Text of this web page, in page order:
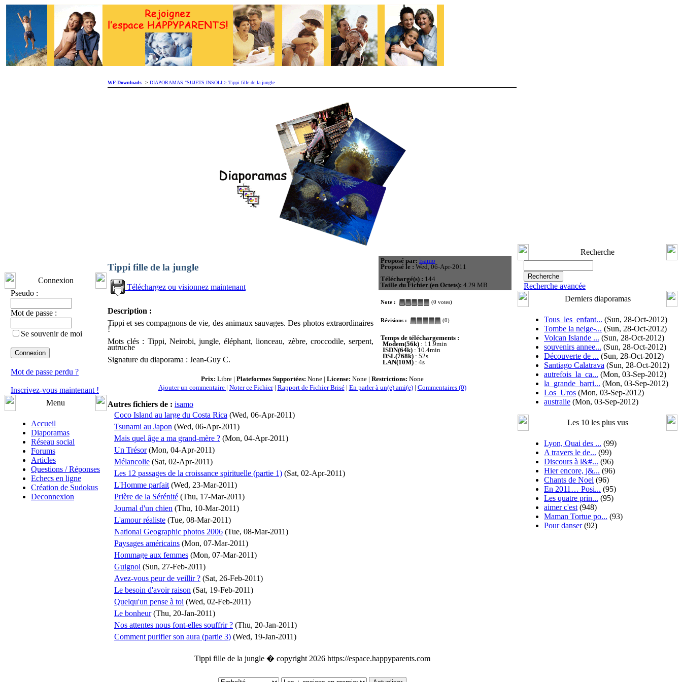
Connexion
Pseudo :
Mot de passe :
Se souvenir de moi
Mot de passe perdu ?
Inscrivez-vous maintenant !
Menu
Accueil
Diaporamas
Réseau social
Forums
Articles
Questions / Réponses
Echecs en ligne
Création de Sudokus
Deconnexion
WF-Downloads > DIAPORAMAS "SUJETS INSOLI > Tippi fille de la jungle
Tippi fille de la jungle
Téléchargez ou visionnez maintenant
Description :
Tippi et ses compagnons de vie, des animaux sauvages. Des photos extraordinaires
!
Mots clés : Tippi, Neirobi, jungle, éléphant, lionceau, zèbre, croccodile, serpent,
autruche
Signature du diaporama : Jean-Guy C.
Proposé par: isamo
Proposé le : Wed, 06-Apr-2011
Téléchargé(s) : 144
Taille du Fichier (en Octets): 4.29 MB
Note : (0 votes)
Révisions : (0)
Temps de téléchargements :
Modem(56k) : 11.9min
ISDN(64k) : 10.4min
DSL(768k) : 52s
LAN(10M) : 4s
Prix: Libre | Plateformes Supportées: None | License: None | Restrictions: None
Ajouter un commentaire | Noter ce Fichier| Rapport de Fichier Brisé| En parler à un(e) ami(e)| Commentaires (0)
Autres fichiers de : isamo
Coco Island au large du Costa Rica (Wed, 06-Apr-2011)
Tsunami au Japon (Wed, 06-Apr-2011)
Mais quel âge a ma grand-mère ? (Mon, 04-Apr-2011)
Un Trésor(Mon, 04-Apr-2011)
Mélancolie (Sat, 02-Apr-2011)
Les 12 passages de la croissance spirituelle (partie 1) (Sat, 02-Apr-2011)
L'Homme parfait (Wed, 23-Mar-2011)
Prière de la Sérénité (Thu, 17-Mar-2011)
Journal d'un chien (Thu, 10-Mar-2011)
L'amour réaliste (Tue, 08-Mar-2011)
National Geographic photos 2006 (Tue, 08-Mar-2011)
Paysages américains (Mon, 07-Mar-2011)
Hommage aux femmes (Mon, 07-Mar-2011)
Guignol (Sun, 27-Feb-2011)
Avez-vous peur de veillir ? (Sat, 26-Feb-2011)
Le besoin d'avoir raison (Sat, 19-Feb-2011)
Quelqu'un pense à toi (Wed, 02-Feb-2011)
Le bonheur(Thu, 20-Jan-2011)
Nos attentes nous font-elles souffrir ? (Thu, 20-Jan-2011)
Comment purifier son aura (partie 3) (Wed, 19-Jan-2011)
Tippi fille de la jungle � copyright 2026 https://espace.happyparents.com
Recherche
Recherche avancée
Derniers diaporamas
Tous_les_enfant... (Sun, 28-Oct-2012)
Tombe la neige-... (Sun, 28-Oct-2012)
Volcan Islande ... (Sun, 28-Oct-2012)
souvenirs annee... (Sun, 28-Oct-2012)
Découverte de ... (Sun, 28-Oct-2012)
Santiago Calatrava (Sun, 28-Oct-2012)
autrefois_la_ca... (Mon, 03-Sep-2012)
la_grande_barri... (Mon, 03-Sep-2012)
Los_Uros (Mon, 03-Sep-2012)
australie (Mon, 03-Sep-2012)
Les 10 les plus vus
Lyon, Quai des ... (99)
A travers le de... (99)
Discours à l&#... (96)
Hier encore, j&... (96)
Chants de Noel (96)
En 2011… Posi... (95)
Les quatre prin... (95)
aimer c'est (948)
Maman Tortue po... (93)
Pour danser(92)